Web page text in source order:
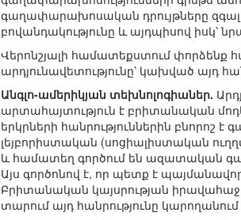
գաղափարախոսական դրույթները
բովանդակությունը և այդպիսով
Վերոնշյալի համատեքստում փորձենք
արդյունավետությունը՝ կախված այդ
Անգլո-ամերիկյան տեխնոլոգիաներ.
արտահայտություն է բրիտանական
երկրների հանրություններին
լեյբորիստական (սոցիալիստական
և համատեղ գործում են ազատական
Այս գործոնով է, որ պետք է
Բրիտանական կայսրության
տարում այդ հանրությունը